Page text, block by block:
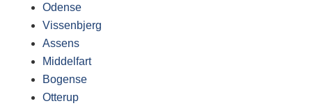
Odense
Vissenbjerg
Assens
Middelfart
Bogense
Otterup